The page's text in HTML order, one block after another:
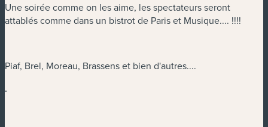
Une soirée comme on les aime, les spectateurs seront
attablés comme dans un bistrot de Paris et Musique.... !!!!
Piaf, Brel, Moreau, Brassens et bien d'autres....
.